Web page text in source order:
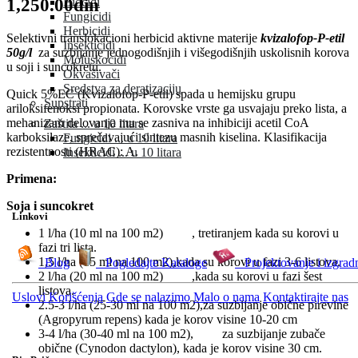
Fungicidi
Herbicidi
Insekticidi
Moluskocidi
Okvašivači
Sredstva za deratizaciju
Supstrati
Zaštita ... u 10 litara
Fungicidi ... u 10 litara
Insekticidi ... u 10 litara
Linkovi
Blog Pogledajte Kataloge Projektovanje i
Uslovi Korišćenja Gde se nalazimo Malo o nama Kontaktirajte nas
1,250.00din
Selektivni translokacioni herbicid aktivne materije kvizalofop-P-etil
50g/l za suzbijanje jednogodišnjih i višegodišnjih uskolisnih korova
u soji i suncokretu.
Quick 5%EC (Kvizalofop-P-etil) spada u hemijsku grupu
ariloksifenoksi propionata. Korovske vrste ga usvajaju preko lista, a
mehanizam delovanja mu se zasniva na inhibiciji acetil CoA
karboksilaze, sprečavajući sintezu masnih kiselina. Klasifikacija
rezistentnosti (HRAC): A.
Primena:
Soja i suncokret
1 l/ha (10 ml na 100 m2) , tretiranjem kada su korovi u
fazi tri lista.
1,5 l/ha (15 ml na 100 m2),kada su korovi u fazi 3-6 listova.
2 l/ha (20 ml na 100 m2) ,kada su korovi u fazi šest
listova.
2.5-3 l/ha (25-30 ml na 100 m2),za suzbijanje obične pirevine
(Agropyrum repens) kada je korov visine 10-20 cm
3-4 l/ha (30-40 ml na 100 m2), za suzbijanje zubače
obične (Cynodon dactylon), kada je korov visine 30 cm.